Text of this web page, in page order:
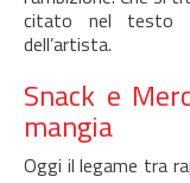
citato nel testo
dell’artista.
Snack e
mangia
Oggi il legame tra